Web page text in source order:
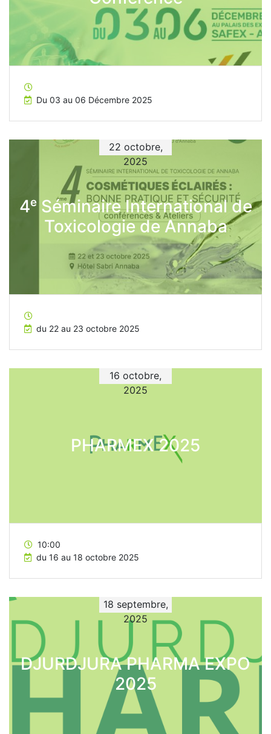
Du 03 au 06 Décembre 2025
22 octobre,
2025
4ᵉ Séminaire International de
Toxicologie de Annaba
du 22 au 23 octobre 2025
16 octobre,
2025
PHARMEX 2025
10:00
du 16 au 18 octobre 2025
18 septembre,
2025
DJURDJURA PHARMA EXPO
2025